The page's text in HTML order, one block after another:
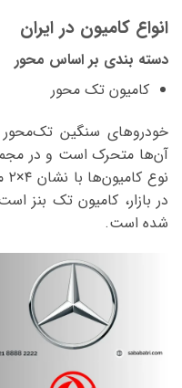
انواع کامیون در ایران
دسته بندی بر اساس محور
کامیون تک محور
خودروهای سنگین
در بازار، کامیون تک بنز
شده است.